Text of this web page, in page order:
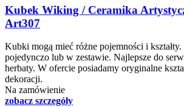
Kubek Wiking / Ceramika
Art307
Kubki mogą mieć różne pojemności i kształty.
pojedynczo lub w zestawie. Najlepsze do
herbaty. W ofercie posiadamy oryginalne
dekoracji.
Na zamówienie
zobacz szczegóły